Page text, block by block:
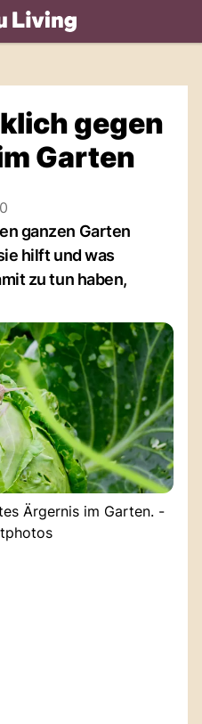
gegen
Garten
ganzen Garten
hilft und was
zu tun haben,
Ärgernis im Garten. -